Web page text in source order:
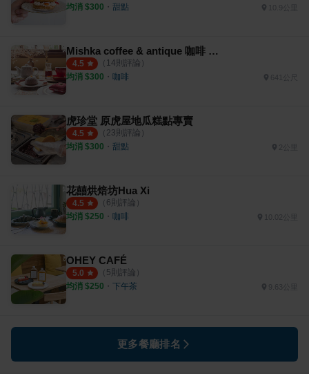
均消 $300 ・ 甜點
Mishka coffee & antique 咖啡 古董傢俱
4.5 （ 14則評論）
均消 $300 ・ 咖啡 641公尺
虎珍堂 原虎屋地瓜糕點專賣
4.5 （ 23則評論）
均消 $300 ・ 甜點
花囍烘焙坊Hua Xi
4.5 （ 6則評論）
均消 $250 ・ 咖啡
OHEY CAFÉ
5.0 （ 5則評論）
均消 $250 ・ 下午茶
更多餐廳排名